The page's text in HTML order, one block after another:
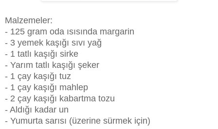
Malzemeler:
- 125 gram oda ısısında margarin
- 3 yemek kaşığı sıvı yağ
- 1 tatlı kaşığı sirke
- Yarım tatlı kaşığı şeker
- 1 çay kaşığı tuz
- 1 çay kaşığı mahlep
- 2 çay kaşığı kabartma tozu
- Aldığı kadar un
- Yumurta sarısı (üzerine sürmek için)